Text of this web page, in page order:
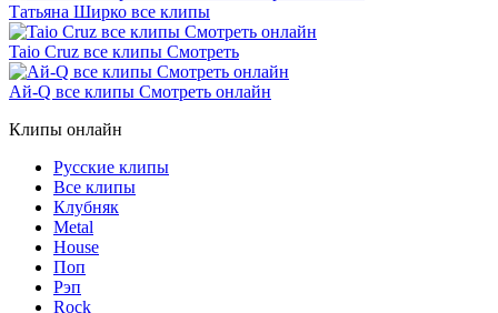
Татьяна Ширко все клипы
Taio Cruz все клипы Смотреть
Ай-Q все клипы Смотреть онлайн
Клипы онлайн
Русские клипы
Все клипы
Клубняк
Metal
House
Поп
Рэп
Rock